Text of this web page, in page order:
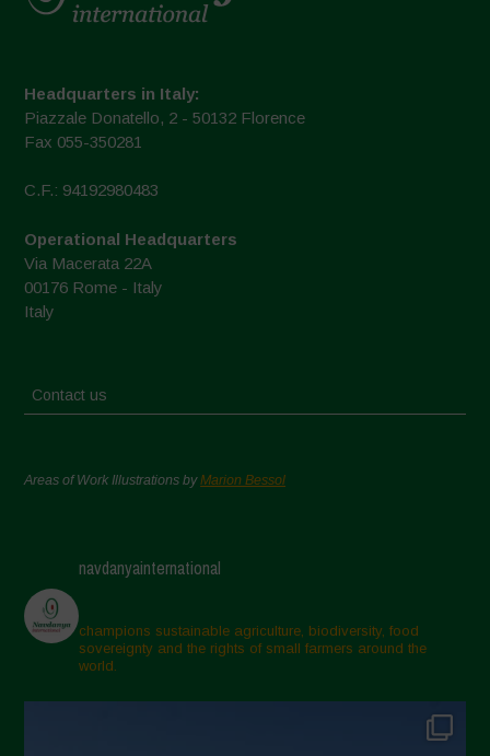
Headquarters in Italy:
Piazzale Donatello, 2 - 50132 Florence
Fax 055-350281
C.F.: 94192980483
Operational Headquarters
Via Macerata 22A
00176 Rome - Italy
Italy
Contact us
Areas of Work Illustrations byMarion Bessol
navdanyainternational
champions sustainable agriculture, biodiversity, food
sovereignty and the rights of small farmers around the
world.